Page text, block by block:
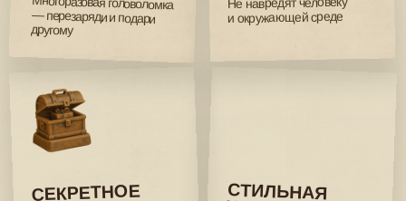
О НАС
Мы создаём головоломки и конструкторы, в которых
объединяют приключение, логику и творчество,
превращая подарок в опыт, который хочется пережить